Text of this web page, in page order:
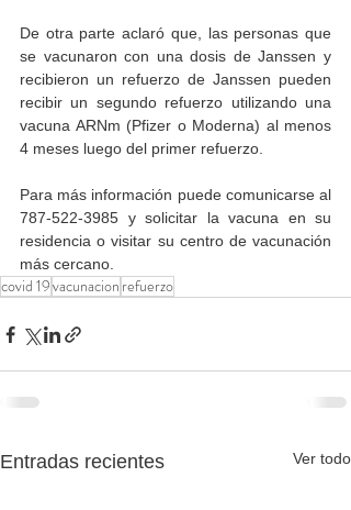
De otra parte aclaró que, las personas que
se vacunaron con una dosis de Janssen y
recibieron un refuerzo de Janssen pueden
recibir un segundo refuerzo utilizando una
vacuna ARNm (Pfizer o Moderna) al menos
4 meses luego del primer refuerzo.
Para más información puede comunicarse al
787-522-3985 y solicitar la vacuna en su
residencia o visitar su centro de vacunación
más cercano.
covid 19vacunacion refuerzo
Entradas recientes Ver todo